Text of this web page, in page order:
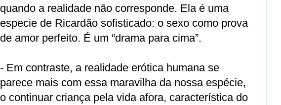
quando a realidade não corresponde. Ela é uma
especie de Ricardão sofisticado: o sexo como prova
de amor perfeito. É um “drama para cima”.
- Em contraste, a realidade erótica humana se
parece mais com essa maravilha da nossa espécie,
o continuar criança pela vida afora, característica do